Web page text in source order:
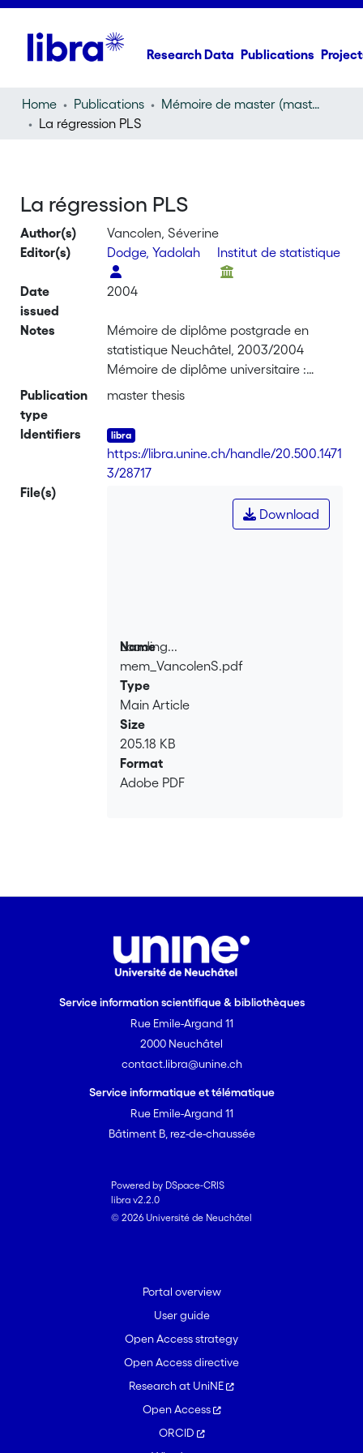
Research Data Publications
Home Publications
Mémoire de master (master thesis)
La régression PLS
La régression PLS
Author(s)
Vancolen, Séverine
Editor(s)
Dodge, Yadolah Institut de statistique
Date
issued
2004
Notes
Mémoire de diplôme postgrade en
statistique Neuchâtel, 2003/2004
Mémoire de diplôme universitaire :
Université de Neuchâtel, 2004
Publication
type
master thesis
Identifiers
https://libra.unine.ch/handle/20.500.1471
3/28717
File(s)
Loading...
Loading...
Download
Name
mem_VancolenS.pdf
Type
Main Article
Size
205.18 KB
Format
Adobe PDF
Service information scientifique & bibliothèques
Rue Emile-Argand 11
2000 Neuchâtel
contact.libra@unine.ch
Service informatique et télématique
Rue Emile-Argand 11
Bâtiment B, rez-de-chaussée
Powered by DSpace-CRIS
libra v2.2.0
© 2026 Université de Neuchâtel
Portal overview
User guide
Open Access strategy
Open Access directive
Research at UniNE
Open Access
ORCID